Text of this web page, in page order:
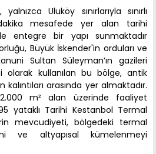
Uluköy sınırlarıyla sınırlı
mesafede yer alan tarihi
entegre bir yapı sunmaktadır
Büyük İskender'in orduları ve
Sultan Süleyman’ın gazileri
olarak kullanılan bu bölge, antik
arasında yer almaktadır.
m² alan üzerinde faaliyet
yataklı Tarihi Kestanbol Termal
mevcudiyeti, bölgedeki termal
ve altyapısal kümelenmeyi